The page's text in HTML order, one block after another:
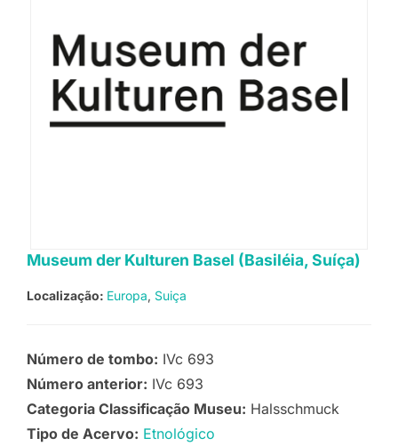
Museum der Kulturen Basel (Basiléia, Suíça)
Localização: Europa Suiça
Número de tombo: IVc 693
Número anterior: IVc 693
Categoria Classificação Museu: Halsschmuck
Tipo de Acervo: Etnológico